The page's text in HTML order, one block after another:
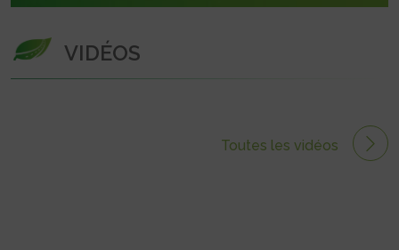
VIDÉOS
Toutes les vidéos